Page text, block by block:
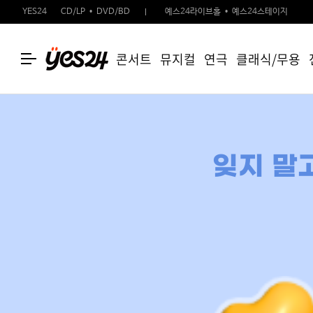
YES24 CD/LP DVD/BD 예스24라이브홀 예스24스테이지
콘서트 뮤지컬 연극 클래식/무용
잊지 말